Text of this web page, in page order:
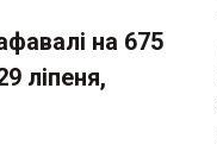
на 675
ліпеня,